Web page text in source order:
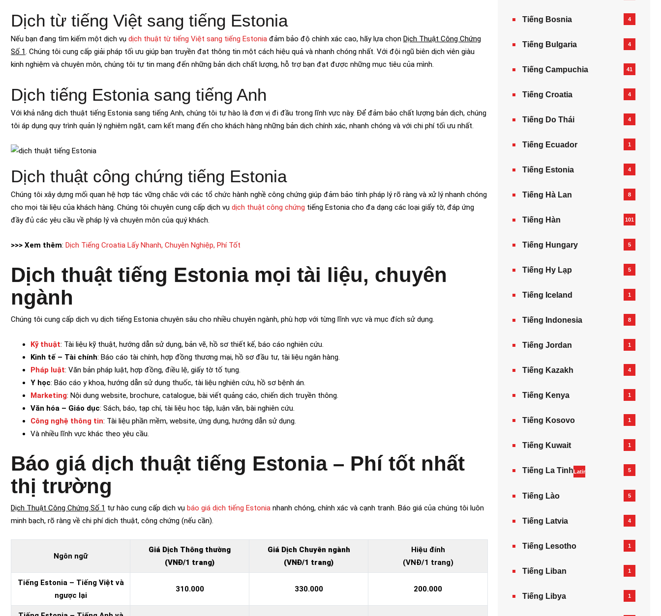
Dịch từ tiếng Việt sang tiếng Estonia
Nếu bạn đang tìm kiếm một dịch vụ dịch thuật từ tiếng Việt sang tiếng Estonia đảm bảo độ chính xác cao, hãy lựa chọn Dịch Thuật Công Chứng
Số 1. Chúng tôi cung cấp giải pháp tối ưu giúp bạn truyền đạt thông tin một cách hiệu quả và nhanh chóng nhất. Với đội ngũ biên dịch viên giàu
kinh nghiệm và chuyên môn, chúng tôi tự tin mang đến những bản dịch chất lượng, hỗ trợ bạn đạt được những mục tiêu của mình.
Dịch tiếng Estonia sang tiếng Anh
Với khả năng dịch thuật tiếng Estonia sang tiếng Anh, chúng tôi tự hào là đơn vị đi đầu trong lĩnh vực này. Để đảm bảo chất lượng bản dịch, chúng
tôi áp dụng quy trình quản lý nghiêm ngặt, cam kết mang đến cho khách hàng những bản dịch chính xác, nhanh chóng và với chi phí tối ưu nhất.
Dịch thuật công chứng tiếng Estonia
Chúng tôi xây dựng mối quan hệ hợp tác vững chắc với các tổ chức hành nghề công chứng giúp đảm bảo tính pháp lý rõ ràng và xử lý nhanh chóng
cho mọi tài liệu của khách hàng. Chúng tôi chuyên cung cấp dịch vụ dịch thuật công chứng tiếng Estonia cho đa dạng các loại giấy tờ, đáp ứng
đầy đủ các yêu cầu về pháp lý và chuyên môn của quý khách.
>>> Xem thêm: Dịch Tiếng Croatia Lấy Nhanh, Chuyên Nghiệp, Phí Tốt
Dịch thuật tiếng Estonia mọi tài liệu, chuyên
ngành
Chúng tôi cung cấp dịch vụ dịch tiếng Estonia chuyên sâu cho nhiều chuyên ngành, phù hợp với từng lĩnh vực và mục đích sử dụng.
Kỹ thuật: Tài liệu kỹ thuật, hướng dẫn sử dụng, bản vẽ, hồ sơ thiết kế, báo cáo nghiên cứu.
Kinh tế – Tài chính: Báo cáo tài chính, hợp đồng thương mại, hồ sơ đầu tư, tài liệu ngân hàng.
Pháp luật: Văn bản pháp luật, hợp đồng, điều lệ, giấy tờ tố tụng.
Y học: Báo cáo y khoa, hướng dẫn sử dụng thuốc, tài liệu nghiên cứu, hồ sơ bệnh án.
Marketing: Nội dung website, brochure, catalogue, bài viết quảng cáo, chiến dịch truyền thông.
Văn hóa – Giáo dục: Sách, báo, tạp chí, tài liệu học tập, luận văn, bài nghiên cứu.
Công nghệ thông tin: Tài liệu phần mềm, website, ứng dụng, hướng dẫn sử dụng.
Và nhiều lĩnh vực khác theo yêu cầu.
Báo giá dịch thuật tiếng Estonia – Phí tốt nhất
thị trường
Dịch Thuật Công Chứng Số 1 tự hào cung cấp dịch vụ báo giá dịch tiếng Estonia nhanh chóng, chính xác và cạnh tranh. Báo giá của chúng tôi luôn
minh bạch, rõ ràng về chi phí dịch thuật, công chứng (nếu cần).
Ngôn ngữ
Giá Dịch Thông thường
(VNĐ/1 trang)
Giá Dịch Chuyên ngành
(VNĐ/1 trang)
Hiệu đính
(VNĐ/1 trang)
Tiếng Estonia – Tiếng Việt và
ngược lại
310.000 330.000 200.000
Tiếng Bosnia 4
Tiếng Bulgaria 4
Tiếng Campuchia 41
Tiếng Croatia 4
Tiếng Do Thái 4
Tiếng Ecuador 1
Tiếng Estonia 4
Tiếng Hà Lan 8
Tiếng Hàn 101
Tiếng Hungary 5
Tiếng Hy Lạp 5
Tiếng Iceland 1
Tiếng Indonesia 8
Tiếng Jordan 1
Tiếng Kazakh‎ 4
Tiếng Kenya 1
Tiếng Kosovo 1
Tiếng Kuwait 1
Tiếng La TinhLatin 5
Tiếng Lào 5
Tiếng Latvia 4
Tiếng Lesotho 1
Tiếng Liban 1
Tiếng Libya 1